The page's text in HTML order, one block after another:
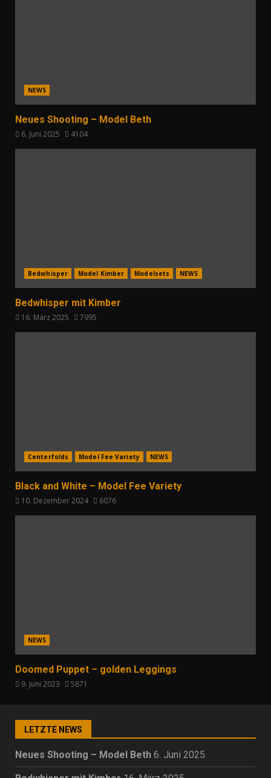
NEWS
Neues Shooting – Model Beth
6. Juni 2025 4104
Bedwhisper Model Kimber Modelsets NEWS
Bedwhisper mit Kimber
16. März 2025 7995
Centerfolds Model Fee Variety NEWS
Black and White – Model Fee Variety
10. Dezember 2024 6076
NEWS
Doomed Puppet – golden Leggings
9. Juni 2023 5871
LETZTE NEWS
Neues Shooting – Model Beth 6. Juni 2025